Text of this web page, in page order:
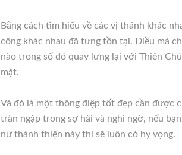
Bằng cách tìm hiểu về các vị thánh khác
công khác nhau đã từng tồn tại. Điều mà
nào trong số đó quay lưng lại với Thiên
mặt.
Và đó là một thông điệp tốt đẹp cần được
tràn ngập trong sợ hãi và nghi ngờ, nếu
nữ thánh thiện này thì sẽ luôn có hy vọng.